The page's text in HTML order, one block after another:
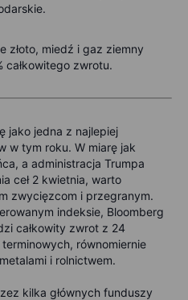
złoto, miedź i gaz ziemny
całkowitego zwrotu.
jako jedna z najlepiej
w tym roku. W miarę jak
a administracja Trumpa
ceł 2 kwietnia, warto
zwycięzcom i przegranym.
indeksie, Bloomberg
całkowity zwrot z 24
równomiernie
i rolnictwem.
kilka głównych funduszy